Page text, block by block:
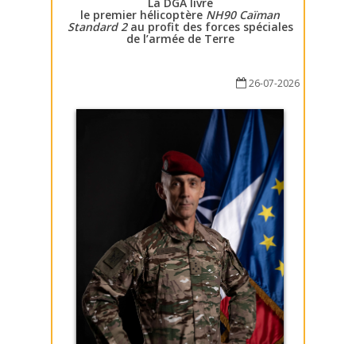
le premier hélicoptère NH90 Caïman
Standard 2au profit des forces spéciales
de l’armée de Terre
26-07-2026